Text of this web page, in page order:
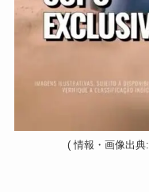
(情報・ 画像出典: